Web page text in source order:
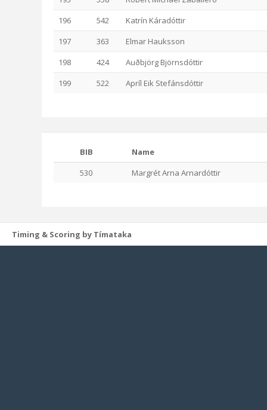
196
542
Katrín Káradóttir
197
363
Elmar Hauksson
198
424
Auðbjörg Björnsdóttir
199
522 Apríl Eik Stefánsdóttir
BIB
Name
530
Margrét Arna Arnardóttir
Timing & Scoring by Tímataka